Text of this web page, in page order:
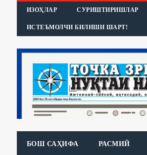
ИЗОҲЛАР СУРИШТИРИШЛАР
ИСТЕЪМОЛЧИ БИЛИШИ ШАРТ!
БОШ САҲИФА РАСМИЙ